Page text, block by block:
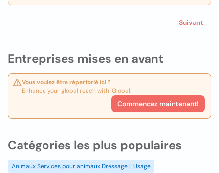
Entreprises mises en avant
Vous voulez être répertorié ici ?
Enhance your global reach with iGlobal.
Commencez maintenant!
Suivant
Catégories les plus populaires
Animaux Services pour animaux Dressage L Usage